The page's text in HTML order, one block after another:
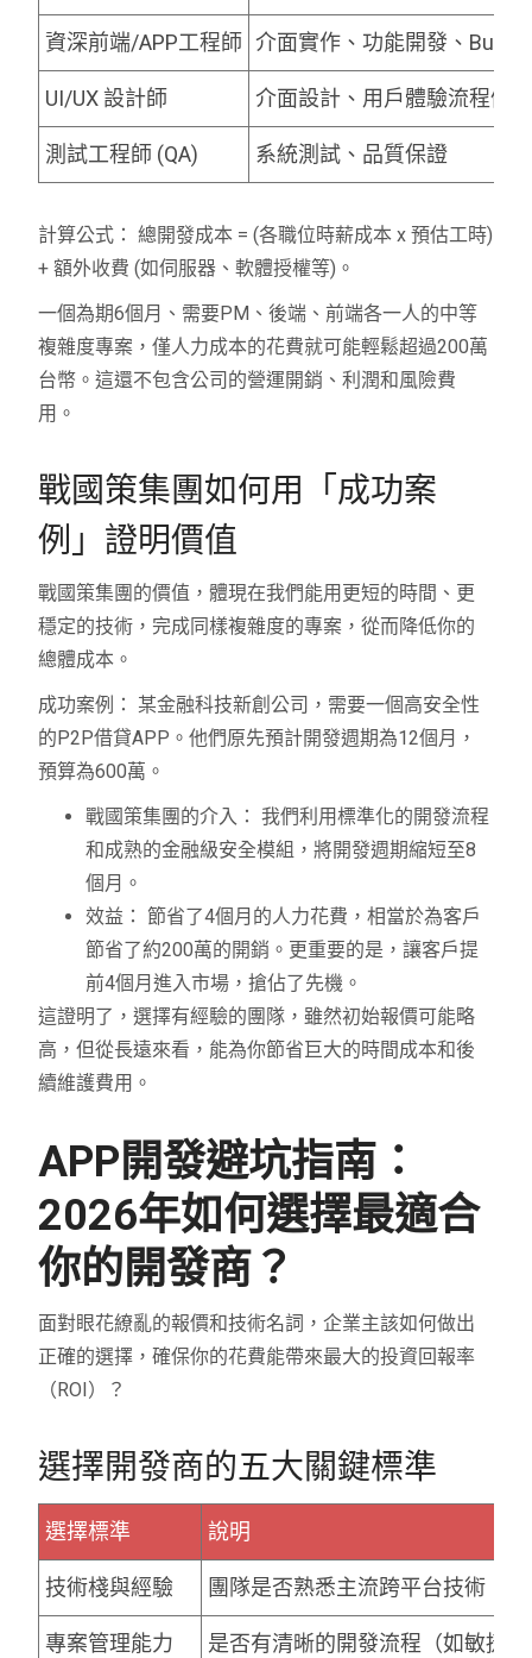
資深前端/APP工程師 介面實作、功能開發、Bug
UI/UX 設計師 介面設計、用戶體驗流程優
測試工程師 (QA) 系統測試、品質保證
計算公式： 總開發成本 = (各職位時薪成本 x 預估工時)
+ 額外收費 (如伺服器、軟體授權等)。
一個為期6個月、需要PM、後端、前端各一人的中等
複雜度專案，僅人力成本的花費就可能輕鬆超過200萬
台幣。這還不包含公司的營運開銷、利潤和風險費
用。
戰國策集團如何用「成功案
例」證明價值
戰國策集團的價值，體現在我們能用更短的時間、更
穩定的技術，完成同樣複雜度的專案，從而降低你的
總體成本。
成功案例： 某金融科技新創公司，需要一個高安全性
的P2P借貸APP。他們原先預計開發週期為12個月，
預算為600萬。
戰國策集團的介入： 我們利用標準化的開發流程
和成熟的金融級安全模組，將開發週期縮短至8
個月。
效益： 節省了4個月的人力花費，相當於為客戶
節省了約200萬的開銷。更重要的是，讓客戶提
前4個月進入市場，搶佔了先機。
這證明了，選擇有經驗的團隊，雖然初始報價可能略
高，但從長遠來看，能為你節省巨大的時間成本和後
續維護費用。
APP開發避坑指南：
2026年如何選擇最適合
你的開發商？
面對眼花繚亂的報價和技術名詞，企業主該如何做出
正確的選擇，確保你的花費能帶來最大的投資回報率
（ROI）？
選擇開發商的五大關鍵標準
選擇標準 說明
技術棧與經驗 團隊是否熟悉主流跨平台技術（
專案管理能力 是否有清晰的開發流程（如敏捷